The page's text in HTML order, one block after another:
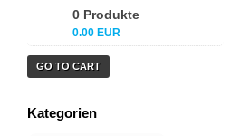
0 Produkte
0.00 EUR
GO TO CART
Kategorien